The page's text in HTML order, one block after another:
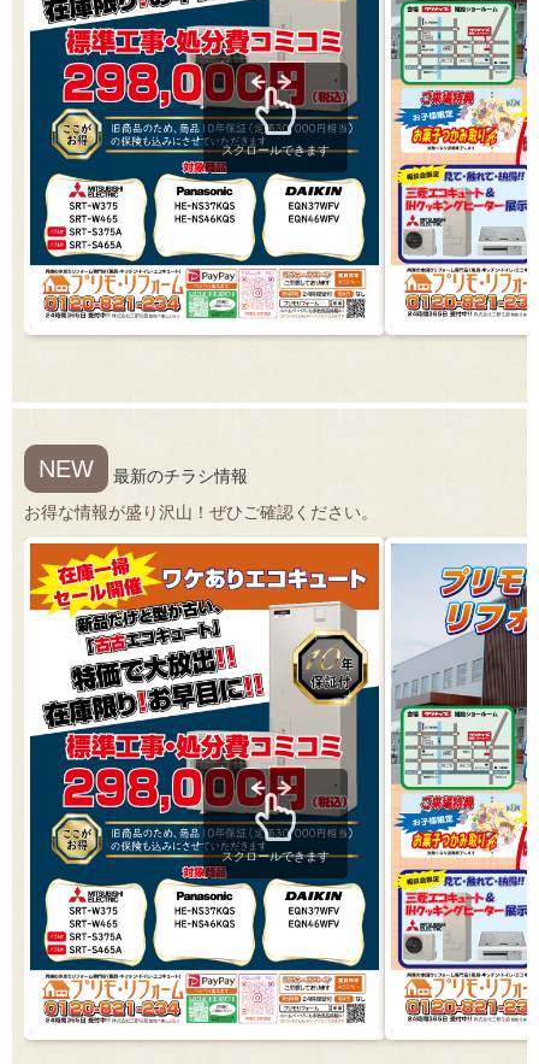
スクロールできます
NEW
最新のチラシ情報
お得な情報が盛り沢山！ぜひご確認ください。
スクロールできます